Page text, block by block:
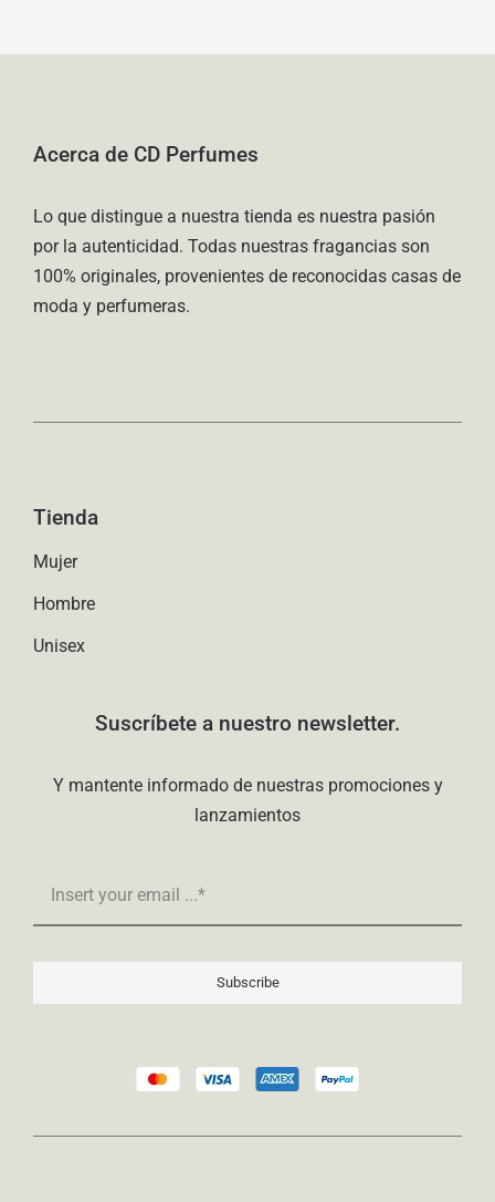
Acerca de CD Perfumes
Lo que distingue a nuestra tienda es nuestra pasión
por la autenticidad. Todas nuestras fragancias son
100% originales, provenientes de reconocidas casas de
moda y perfumeras.
Tienda
Mujer
Hombre
Unisex
Suscríbete a nuestro newsletter.
Y mantente informado de nuestras promociones y
lanzamientos
Subscribe